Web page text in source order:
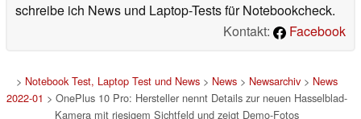
schreibe ich News und Laptop-Tests für Notebookcheck.
Kontakt:
Facebook
> Notebook Test, Laptop Test und News> News> Newsarchiv> News
2022-01 > OnePlus 10 Pro: Hersteller nennt Details zur neuen Hasselblad-
Kamera mit riesigem Sichtfeld und zeigt Demo-Fotos